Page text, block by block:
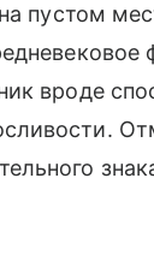
пустом
вроде